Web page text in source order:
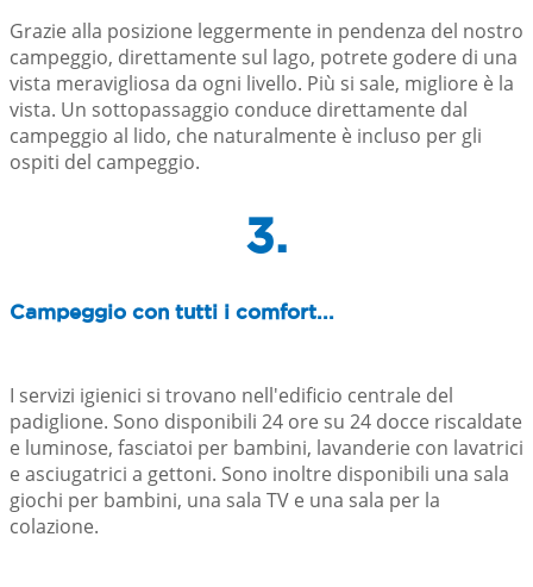
Grazie alla posizione leggermente in pendenza del nostro
campeggio, direttamente sul lago, potrete godere di una
vista meravigliosa da ogni livello. Più si sale, migliore è la
vista. Un sottopassaggio conduce direttamente dal
campeggio al lido, che naturalmente è incluso per gli
ospiti del campeggio.
3.
Campeggio con tutti i comfort...
I servizi igienici si trovano nell'edificio centrale del
padiglione. Sono disponibili 24 ore su 24 docce riscaldate
e luminose, fasciatoi per bambini, lavanderie con lavatrici
e asciugatrici a gettoni. Sono inoltre disponibili una sala
giochi per bambini, una sala TV e una sala per la
colazione.